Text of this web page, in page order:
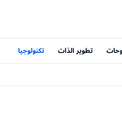
تطوير الذات تكنولوجيا